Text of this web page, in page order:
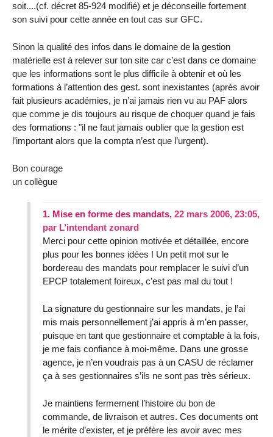
soit....(cf. décret 85-924 modifié) et je déconseille fortement
son suivi pour cette année en tout cas sur GFC.
Sinon la qualité des infos dans le domaine de la gestion
matérielle est à relever sur ton site car c’est dans ce domaine
que les informations sont le plus difficile à obtenir et où les
formations à l’attention des gest. sont inexistantes (après avoir
fait plusieurs académies, je n’ai jamais rien vu au PAF alors
que comme je dis toujours au risque de choquer quand je fais
des formations : "il ne faut jamais oublier que la gestion est
l’important alors que la compta n’est que l’urgent).
Bon courage
un collègue
1. Mise en forme des mandats, 22 mars 2006, 23:05,
par L’intendant zonard
Merci pour cette opinion motivée et détaillée, encore
plus pour les bonnes idées ! Un petit mot sur le
bordereau des mandats pour remplacer le suivi d’un
EPCP totalement foireux, c’est pas mal du tout !
La signature du gestionnaire sur les mandats, je l’ai
mis mais personnellement j’ai appris à m’en passer,
puisque en tant que gestionnaire et comptable à la fois,
je me fais confiance à moi-même. Dans une grosse
agence, je n’en voudrais pas à un CASU de réclamer
ça à ses gestionnaires s’ils ne sont pas très sérieux.
Je maintiens fermement l’histoire du bon de
commande, de livraison et autres. Ces documents ont
le mérite d’exister, et je préfère les avoir avec mes